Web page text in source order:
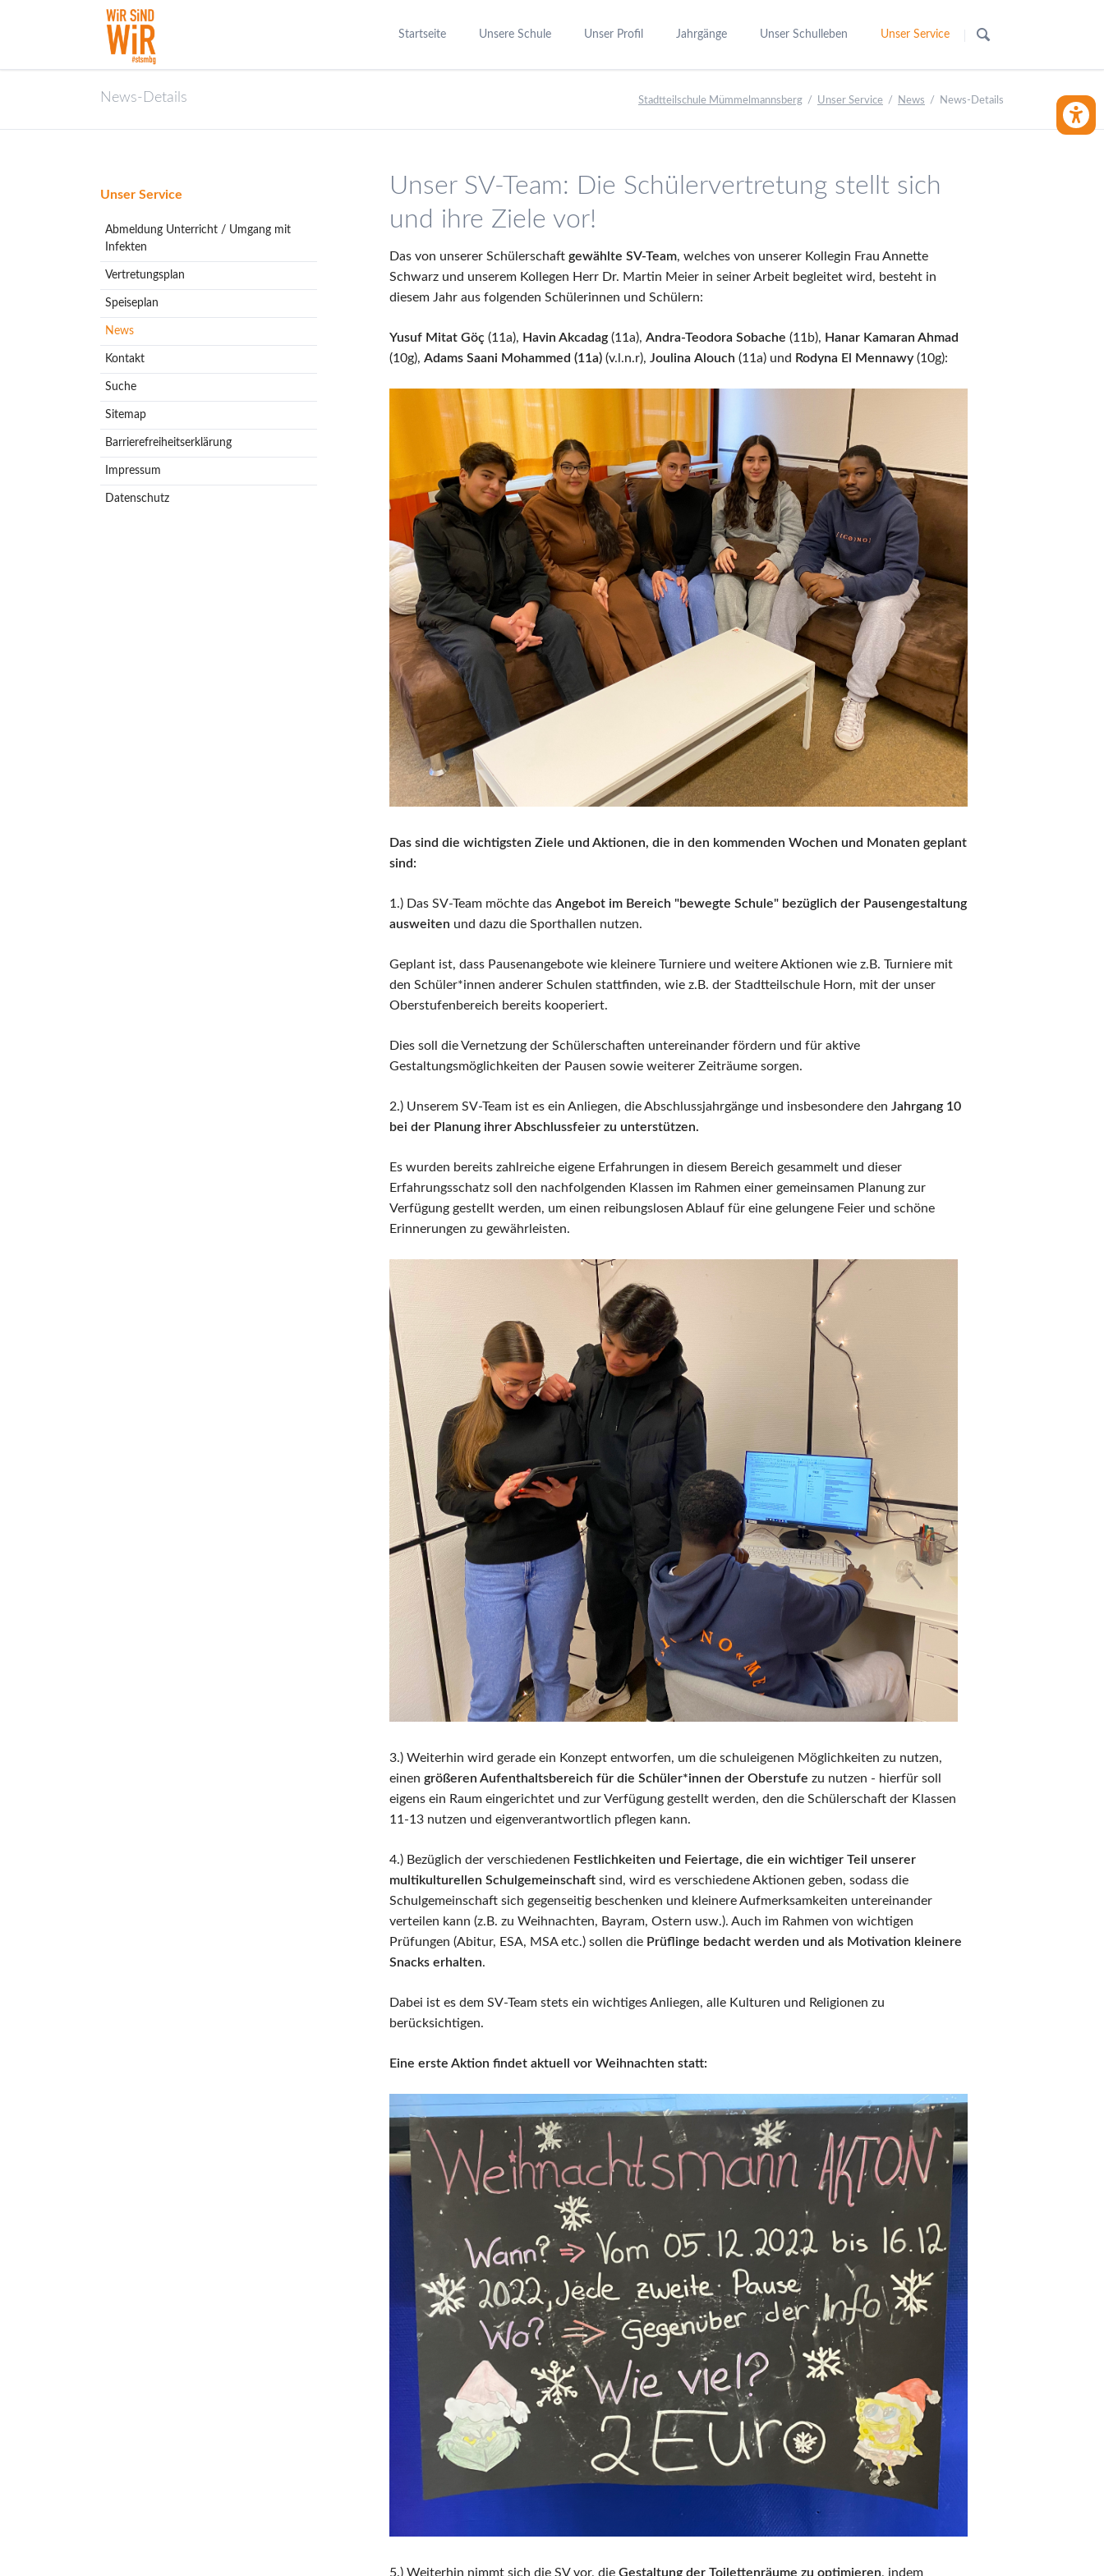
überspringen
Startseite Unsere Schule
Schülermitwirkung
Elternmitwirkung
Bildungszentrum Mümmelmannsberg
Unser Profil
Das Schulprogramm
23+ starke Schulen
Schulmentoren
Inklusion
Berufs- und Studienorientierung
Jahrgänge
Jahrgang 8-10
Unser Schulleben
Unser Moccafé
Kanu und Kajak
Unser Service
Vertretungsplan
Kontakt
News-Details Stadtteilschule Mümmelmannsberg Unser Service News News-Details
Unser SV-Team: Die Schülervertretung stellt sich
und ihre Ziele vor!
Das von unserer Schülerschaft gewählte SV-Team, welches von unserer Kollegin Frau Annette
Schwarz und unserem Kollegen Herr Dr. Martin Meier in seiner Arbeit begleitet wird, besteht in
diesem Jahr aus folgenden Schülerinnen und Schülern:
Yusuf Mitat Göç (11a), Havin Akcadag (11a), Andra-Teodora Sobache (11b), Hanar Kamaran Ahmad
(10g), Adams Saani Mohammed (11a) (v.l.n.r), Joulina Alouch (11a) und Rodyna El Mennawy (10g):
Das sind die wichtigsten Ziele und Aktionen, die in den kommenden Wochen und Monaten geplant
sind:
1.) Das SV-Team möchte das Angebot im Bereich "bewegte Schule" bezüglich der Pausengestaltung
ausweiten und dazu die Sporthallen nutzen.
Geplant ist, dass Pausenangebote wie kleinere Turniere und weitere Aktionen wie z.B. Turniere mit
den Schüler*innen anderer Schulen stattfinden, wie z.B. der Stadtteilschule Horn, mit der unser
Oberstufenbereich bereits kooperiert.
Dies soll die Vernetzung der Schülerschaften untereinander fördern und für aktive
Gestaltungsmöglichkeiten der Pausen sowie weiterer Zeiträume sorgen.
2.) Unserem SV-Team ist es ein Anliegen, die Abschlussjahrgänge und insbesondere den Jahrgang 10
bei der Planung ihrer Abschlussfeier zu unterstützen.
Es wurden bereits zahlreiche eigene Erfahrungen in diesem Bereich gesammelt und dieser
Erfahrungsschatz soll den nachfolgenden Klassen im Rahmen einer gemeinsamen Planung zur
Verfügung gestellt werden, um einen reibungslosen Ablauf für eine gelungene Feier und schöne
Erinnerungen zu gewährleisten.
3.) Weiterhin wird gerade ein Konzept entworfen, um die schuleigenen Möglichkeiten zu nutzen,
einen größeren Aufenthaltsbereich für die Schüler*innen der Oberstufe zu nutzen - hierfür soll
eigens ein Raum eingerichtet und zur Verfügung gestellt werden, den die Schülerschaft der Klassen
11-13 nutzen und eigenverantwortlich pflegen kann.
4.) Bezüglich der verschiedenen Festlichkeiten und Feiertage, die ein wichtiger Teil unserer
multikulturellen Schulgemeinschaft sind, wird es verschiedene Aktionen geben, sodass die
Schulgemeinschaft sich gegenseitig beschenken und kleinere Aufmerksamkeiten untereinander
verteilen kann (z.B. zu Weihnachten, Bayram, Ostern usw.). Auch im Rahmen von wichtigen
Prüfungen (Abitur, ESA, MSA etc.) sollen die Prüflinge bedacht werden und als Motivation kleinere
Snacks erhalten.
Dabei ist es dem SV-Team stets ein wichtiges Anliegen, alle Kulturen und Religionen zu
berücksichtigen.
Eine erste Aktion findet aktuell vor Weihnachten statt:
5.) Weiterhin nimmt sich die SV vor, die Gestaltung der Toilettenräume zu optimieren, indem
Navigation
Unser Service
Abmeldung Unterricht / Umgang mit
Infekten
Vertretungsplan
Speiseplan
News
Kontakt
Suche
Sitemap
Barrierefreiheitserklärung
Impressum
Datenschutz